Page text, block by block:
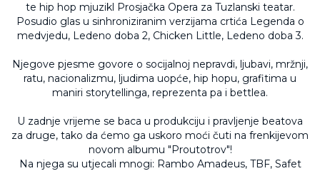
te hip hop mjuzikl Prosjačka Opera za Tuzlanski teatar.
Posudio glas u sinhroniziranim verzijama crtića Legenda o
medvjedu, Ledeno doba 2, Chicken Little, Ledeno doba 3.
Njegove pjesme govore o socijalnoj nepravdi, ljubavi, mržnji,
ratu, nacionalizmu, ljudima uopće, hip hopu, grafitima u
maniri storytellinga, reprezenta pa i bettlea.
U zadnje vrijeme se baca u produkciju i pravljenje beatova
za druge, tako da ćemo ga uskoro moći čuti na frenkijevom
novom albumu "Proutotrov"!
Na njega su utjecali mnogi: Rambo Amadeus, TBF, Safet